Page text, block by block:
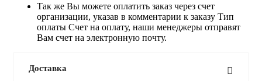
Так же Вы можете оплатить заказ через счет
организации, указав в комментарии к заказу Тип
оплаты Счет на оплату, наши менеджеры отправят
Вам счет на электронную почту.
Доставка